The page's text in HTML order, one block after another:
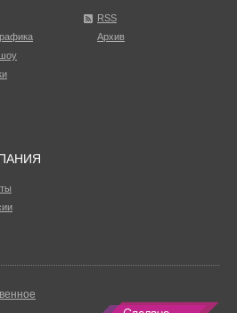
RSS
Архив